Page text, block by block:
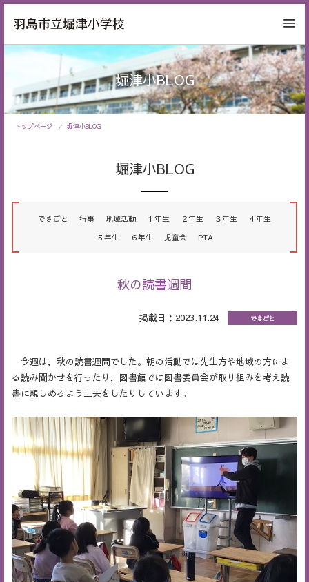
堀津小BLOG
トップページ 堀津小BLOG
堀津小BLOG
できごと 行事 地域活動 １年生 ２年生 ３年生
４年生
５年生
６年生 児童会 PTA
秋の読書週間
掲載日：2023.11.24 できごと
今週は，秋の読書週間でした。朝の活動では先生方や地域の方によ
る読み聞かせを行ったり，図書館では図書委員会が取り組みを考え読
書に親しめるよう工夫をしたりしています。